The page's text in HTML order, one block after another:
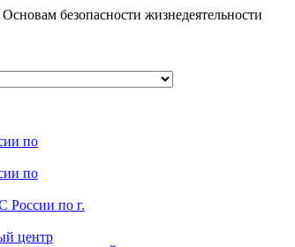
Основам безопасности жизнедеятельности
по
по
России по г.
центр